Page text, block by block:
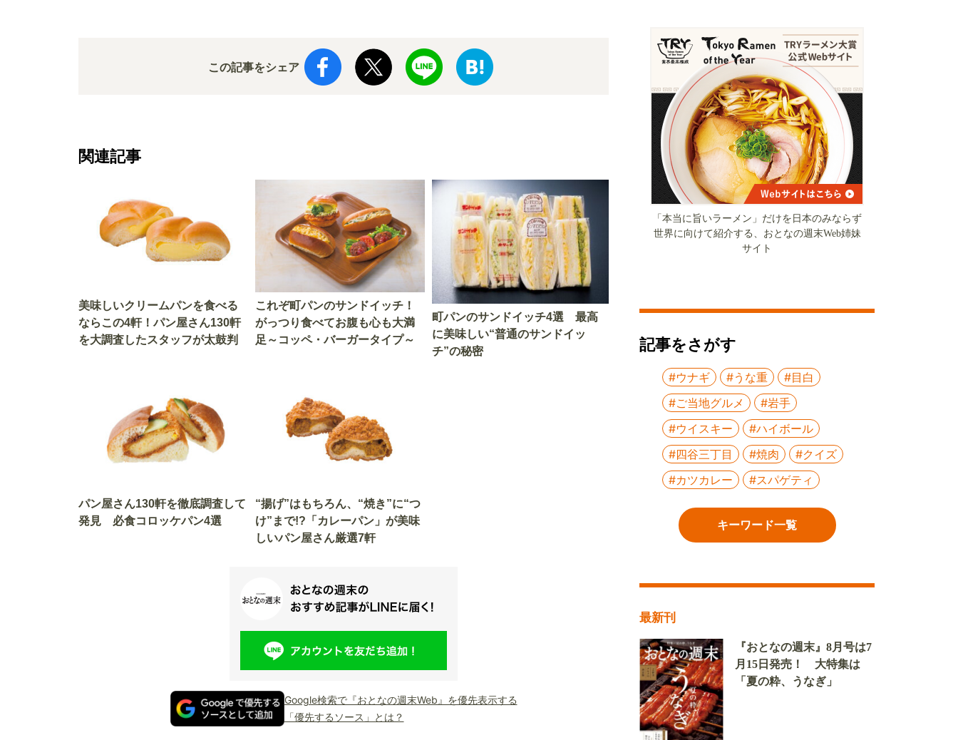
この記事をシェア
関連記事
美味しいクリームパンを食べる
ならこの4軒！パン屋さん130軒
を大調査したスタッフが太鼓判
これぞ町パンのサンドイッチ！
がっつり食べてお腹も心も大満
足～コッペ・バーガータイプ～
町パンのサンドイッチ4選 最高
に美味しい“普通のサンドイッ
チ”の秘密
パン屋さん130軒を徹底調査して
発見 必食コロッケパン4選
“揚げ”はもちろん、“焼き”に“つ
け”まで!?「カレーパン」が美味
しいパン屋さん厳選7軒
Google検索で『おとなの週末Web』を優先表示する
「優先するソース」とは？
「本当に旨いラーメン」だけを日本のみならず
世界に向けて紹介する、おとなの週末Web姉妹
サイト
記事をさがす
#ウナギ #うな重
#目白
#ご当地グルメ
#岩手
#ウイスキー
#ハイボール
#四谷三丁目
#焼肉
#クイズ
#カツカレー
#スパゲティ
キーワード一覧
最新刊
『おとなの週末』8月号は7
月15日発売！ 大特集は
「夏の粋、うなぎ」